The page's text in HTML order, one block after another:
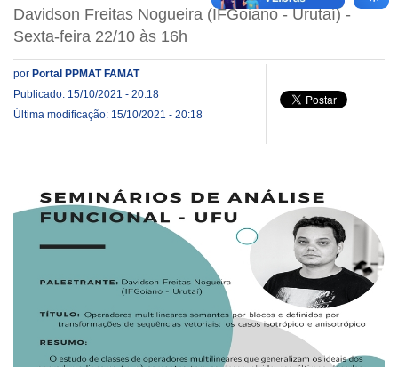
Davidson Freitas Nogueira (IFGoiano - Urutaí) -
Sexta-feira 22/10 às 16h
por Portal PPMAT FAMAT
Publicado: 15/10/2021 - 20:18
Última modificação: 15/10/2021 - 20:18